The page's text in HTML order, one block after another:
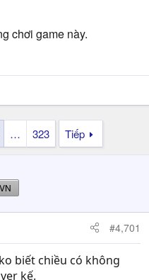
chơi game này.
… 323 Tiếp
#4,701
biết chiều có không
kế.